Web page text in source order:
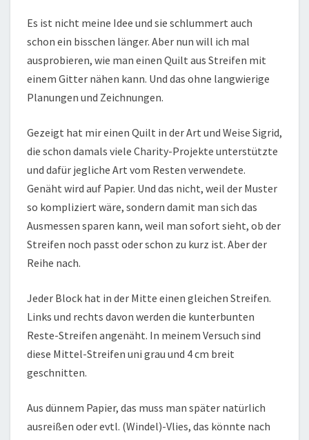
Es ist nicht meine Idee und sie schlummert auch
schon ein bisschen länger. Aber nun will ich mal
ausprobieren, wie man einen Quilt aus Streifen mit
einem Gitter nähen kann. Und das ohne langwierige
Planungen und Zeichnungen.
Gezeigt hat mir einen Quilt in der Art und Weise Sigrid,
die schon damals viele Charity-Projekte unterstützte
und dafür jegliche Art vom Resten verwendete.
Genäht wird auf Papier. Und das nicht, weil der Muster
so kompliziert wäre, sondern damit man sich das
Ausmessen sparen kann, weil man sofort sieht, ob der
Streifen noch passt oder schon zu kurz ist. Aber der
Reihe nach.
Jeder Block hat in der Mitte einen gleichen Streifen.
Links und rechts davon werden die kunterbunten
Reste-Streifen angenäht. In meinem Versuch sind
diese Mittel-Streifen uni grau und 4 cm breit
geschnitten.
Aus dünnem Papier, das muss man später natürlich
ausreißen oder evtl. (Windel)-Vlies, das könnte nach